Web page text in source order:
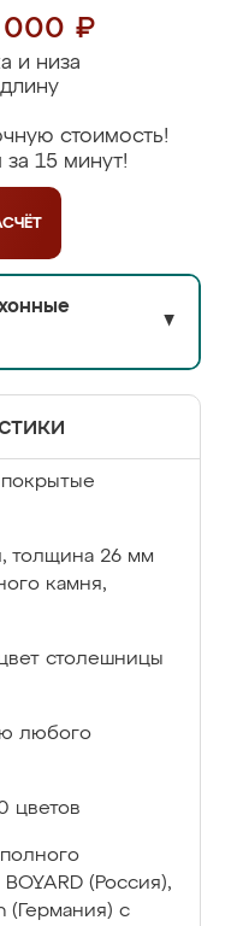
000 ₽
и низа
стоимость!
15 минут!
▼
толщина 26 мм
камня,
столешницы
любого
цветов
(Россия),
(Германия) с